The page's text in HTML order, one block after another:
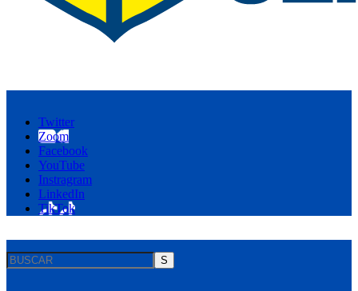
Twitter
Zoom
Facebook
YouTube
Instragram
LinkedIn
TikTok
S